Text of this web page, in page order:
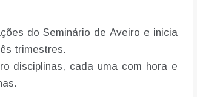
do Seminário de Aveiro e inicia
trimestres.
disciplinas, cada uma com hora e